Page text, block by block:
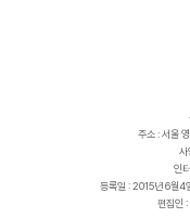
주소 : 서울
사
인
등록일 : 2015년 6월4
편집인